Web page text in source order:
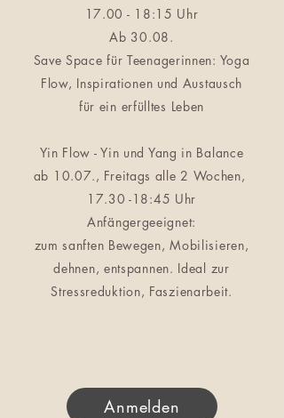
17.00 - 18:15 Uhr
Ab 30.08.
Save Space für Teenagerinnen: Yoga
Flow, Inspirationen und Austausch
für ein erfülltes Leben
Yin Flow - Yin und Yang in Balance
ab 10.07., Freitags alle 2 Wochen,
17.30 -18:45 Uhr
Anfängergeeignet:
zum sanften Bewegen, Mobilisieren,
dehnen, entspannen. Ideal zur
Stressreduktion, Faszienarbeit.
Anmelden